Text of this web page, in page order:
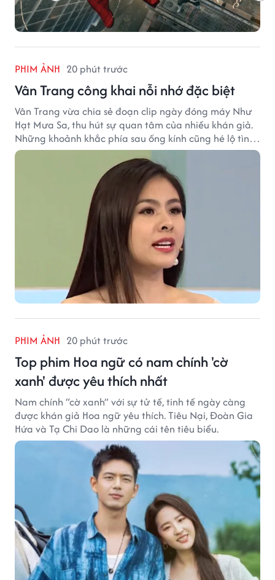
PHIM ẢNH 20 phút trước
Vân Trang công khai nỗi nhớ đặc biệt
Vân Trang vừa chia sẻ đoạn clip ngày đóng máy Như
Hạt Mưa Sa, thu hút sự quan tâm của nhiều khán giả.
Những khoảnh khắc phía sau ống kính cũng hé lộ tình
cảm đặc biệt mà nữ diễn viên dành cho ê-kíp bộ phim.
PHIM ẢNH 20 phút trước
Top phim Hoa ngữ có nam chính 'cờ
xanh' được yêu thích nhất
Nam chính “cờ xanh” với sự tử tế, tinh tế ngày càng
được khán giả Hoa ngữ yêu thích. Tiêu Nại, Đoàn Gia
Hứa và Tạ Chi Dao là những cái tên tiêu biểu.